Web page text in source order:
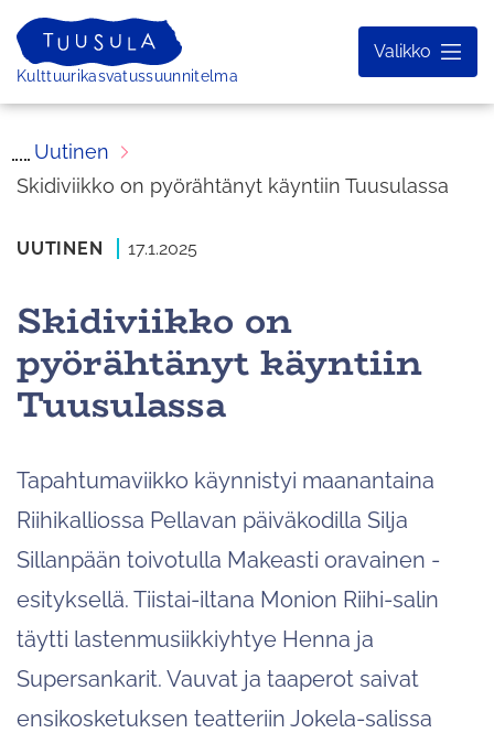
Siirry
sisältöön
Etusivu
Kulttuurikasvatussuunnitelma
Valikko
Uutinen
Skidiviikko on pyörähtänyt käyntiin Tuusulassa
UUTINEN 17.1.2025
Skidiviikko on
pyörähtänyt käyntiin
Tuusulassa
Tapahtumaviikko käynnistyi maanantaina
Riihikalliossa Pellavan päiväkodilla Silja
Sillanpään toivotulla Makeasti oravainen -
esityksellä. Tiistai-iltana Monion Riihi-salin
täytti lastenmusiikkiyhtye Henna ja
Supersankarit. Vauvat ja taaperot saivat
ensikosketuksen teatteriin Jokela-salissa